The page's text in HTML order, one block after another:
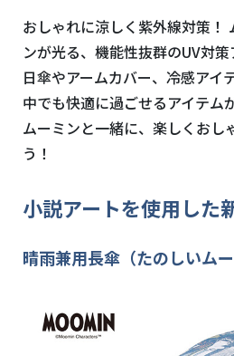
おしゃれに涼しく紫外線対策！
ンが光る、機能性抜群のUV対
日傘やアームカバー、冷感アイ
中でも快適に過ごせるアイテム
ムーミンと一緒に、楽しくおし
う！
小説アートを使用した
晴雨兼用長傘（たのしいムー